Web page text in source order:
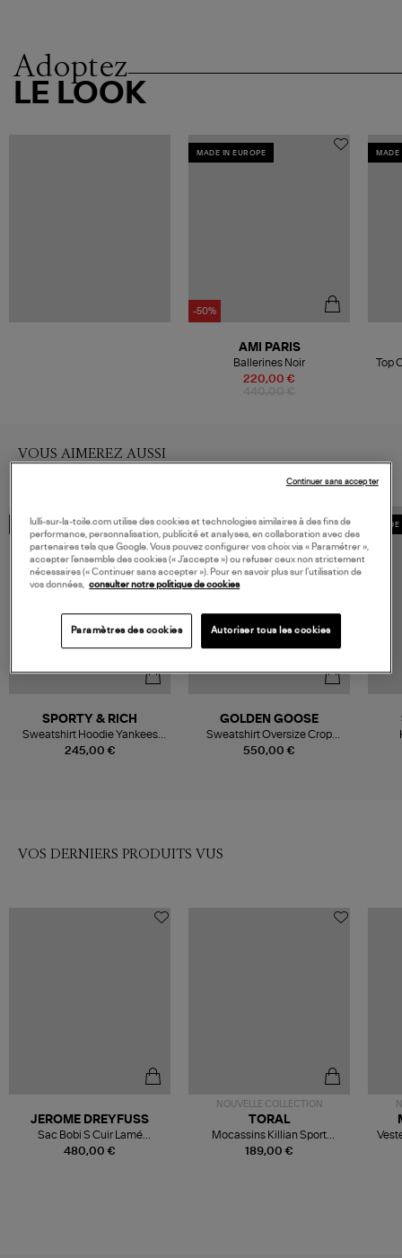
Adoptez
LE LOOK
MADE IN EUROPE
-50%
220,00 €
AMI PARIS
Ballerines Noir
MADE
Top
VOUS AIMEREZ AUSSI
COLLABORATION
245,00 €
SPORTY & RICH
Sweatshirt Hoodie Yankees
Curve White, Collaboration
MADE IN EUROPE
550,00 €
GOLDEN GOOSE
Sweatshirt Oversize Crop
Vintage Gray Melange
VOS DERNIERS PRODUITS VUS
480,00 €
JEROME DREYFUSS
Sac Bobi S Cuir Lamé
Champagne
NOUVELLE COLLECTION
189,00 €
TORAL
Mocassins Killian Sport
Mousse
lulli-sur-la-toile.com utilise des cookies et technologies similaires à des fins de
performance, personnalisation, publicité et analyses, en collaboration avec des
partenaires tels que Google. Vous pouvez configurer vos choix via « Paramétrer »,
accepter l’ensemble des cookies (« J’accepte ») ou refuser ceux non strictement
nécessaires (« Continuer sans accepter »). Pour en savoir plus sur l’utilisation de
vos données, consulter notre politique de cookies
Paramètres des cookies Autoriser tous les cookies
Continuer sans accepter